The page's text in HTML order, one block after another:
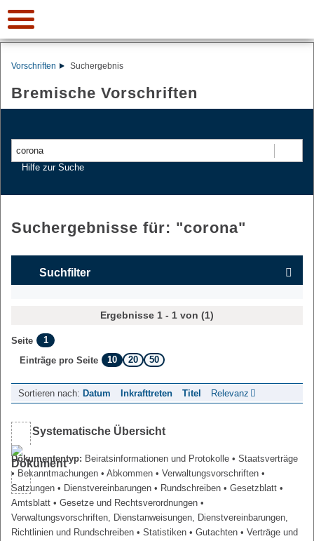
Vorschriften Suchergebnis
Bremische Vorschriften
Hilfe zur Suche
Suchergebnisse für: "corona"
Suchfilter
Ergebnisse 1 - 1 von (1)
Seite
1
Einträge pro Seite
10 20 50
Sortieren nach: Datum Inkrafttreten Titel Relevanz
Systematische Übersicht
Dokumententyp: Beiratsinformationen und Protokolle • Staatsverträge
• Bekanntmachungen • Abkommen • Verwaltungsvorschriften •
Satzungen • Dienstvereinbarungen • Rundschreiben • Gesetzblatt •
Amtsblatt • Gesetze und Rechtsverordnungen •
Verwaltungsvorschriften, Dienstanweisungen, Dienstvereinbarungen,
Richtlinien und Rundschreiben • Statistiken • Gutachten • Verträge und